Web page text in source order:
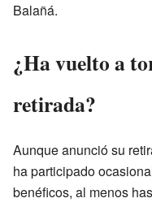
Balañá.
¿Ha vuelto a
retirada?
Aunque anunció su
ha participado
benéficos, al menos